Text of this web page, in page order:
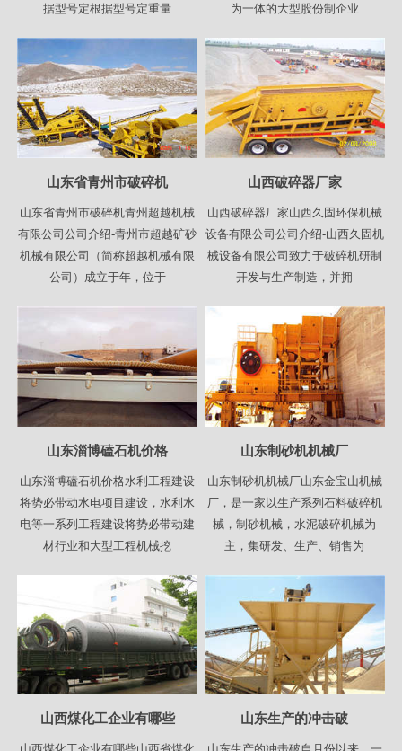
据型号定根据型号定重量
为一体的大型股份制企业
山东省青州市破碎机
山东省青州市破碎机青州超越机械
有限公司公司介绍-青州市超越矿砂
机械有限公司（简称超越机械有限
公司）成立于年，位于
山西破碎器厂家
山西破碎器厂家山西久固环保机械
设备有限公司公司介绍-山西久固机
械设备有限公司致力于破碎机研制
开发与生产制造，并拥
山东淄博磕石机价格
山东淄博磕石机价格水利工程建设
将势必带动水电项目建设，水利水
电等一系列工程建设将势必带动建
材行业和大型工程机械挖
山东制砂机机械厂
山东制砂机机械厂山东金宝山机械
厂，是一家以生产系列石料破碎机
械，制砂机械，水泥破碎机械为
主，集研发、生产、销售为
山西煤化工企业有哪些 山东生产的冲击破